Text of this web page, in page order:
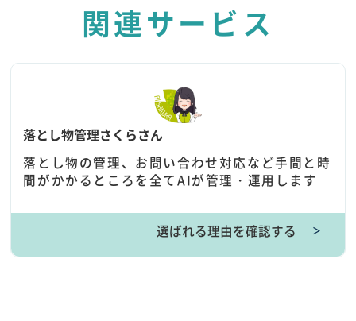
関連サービス
落とし物管理さくらさん
落とし物の管理、お問い合わせ対応など手間と時
間がかかるところを全てAIが管理・運用します
選ばれる理由を確認する ＞